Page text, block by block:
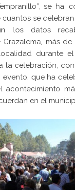
se ha
cuantos se
los datos
más
durante
la celebración,
que ha
acontecimiento
en el